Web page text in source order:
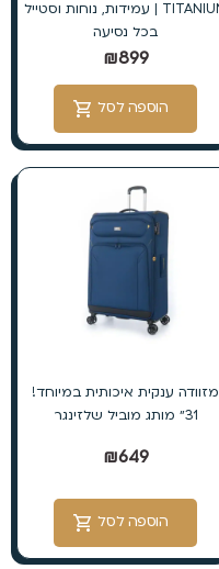
TITANIUM | עמידות, נוחות וסטייל
בכל נסיעה
₪899
הוספה לסל
מזוודה ענקית איכותית במיוחד!
31״ מותג מוביל שלזינגר
₪649
הוספה לסל